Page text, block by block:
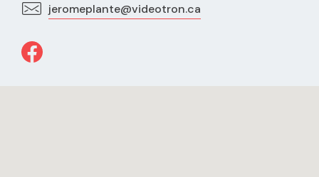
jeromeplante@videotron.ca